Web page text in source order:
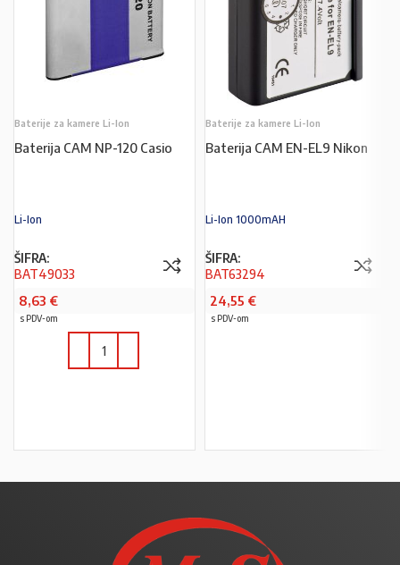
Baterije za kamere Li-Ion
Baterija CAM NP-120 Casio
Li-Ion
ŠIFRA:
BAT49033
8,63 €
s PDV-om
Baterije za kamere Li-Ion
Baterija CAM EN-EL9 Nikon
Li-Ion 1000mAH
ŠIFRA:
BAT63294
24,55 €
s PDV-om